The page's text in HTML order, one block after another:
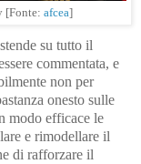
[Fonte: afcea]
su tutto il
commentata, e
non per
onesto sulle
modo efficace le
e rimodellare il
di rafforzare il